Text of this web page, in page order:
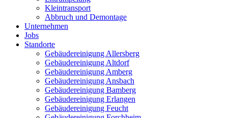
Kleintransport
Abbruch und Demontage
Unternehmen
Jobs
Standorte
Gebäudereinigung Allersberg
Gebäudereinigung Altdorf
Gebäudereinigung Amberg
Gebäudereinigung Ansbach
Gebäudereinigung Bamberg
Gebäudereinigung Erlangen
Gebäudereinigung Feucht